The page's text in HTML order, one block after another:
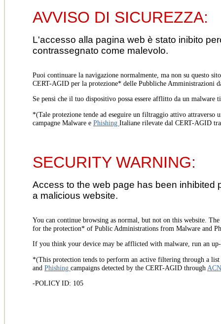
AVVISO DI SICUREZZA:
L'accesso alla pagina web è stato inibito
contrassegnato come malevolo.
Puoi continuare la navigazione normalmente, ma non su questo
CERT-AGID per la protezione* delle Pubbliche Amministrazioni
Se pensi che il tuo dispositivo possa essere afflitto da un
*(Tale protezione tende ad eseguire un filtraggio attivo
campagne Malware e Phishing Italiane rilevate dal CERT-AGID
SECURITY WARNING:
Access to the web page has been
a malicious website.
You can continue browsing as normal, but not on this website.
for the protection* of Public Administrations from Malware and
If you think your device may be afflicted with malware, run an
*(This protection tends to perform an active filtering through a
and Phishing campaigns detected by the CERT-AGID through
-POLICY ID: 105